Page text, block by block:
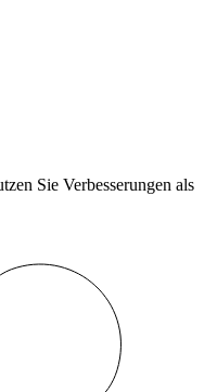
Sie Verbesserungen als